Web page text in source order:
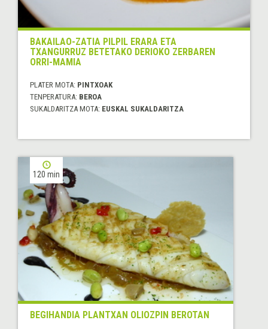
BAKAILAO-ZATIA PILPIL ERARA ETA
TXANGURRUZ BETETAKO DERIOKO ZERBAREN
ORRI-MAMIA
PLATER MOTA: PINTXOAK
TENPERATURA: BEROA
SUKALDARITZA MOTA: EUSKAL SUKALDARITZA
120 min
BEGIHANDIA PLANTXAN OLIOZPIN BEROTAN